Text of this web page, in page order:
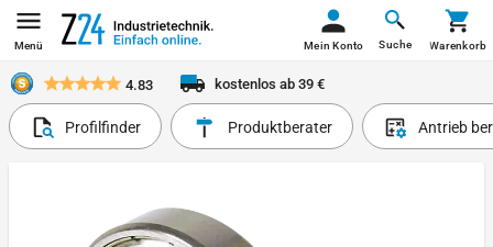
Menü Suche
Mein Konto Warenkorb
4.83 kostenlos ab 39 €
Profilfinder Produktberater Antrieb